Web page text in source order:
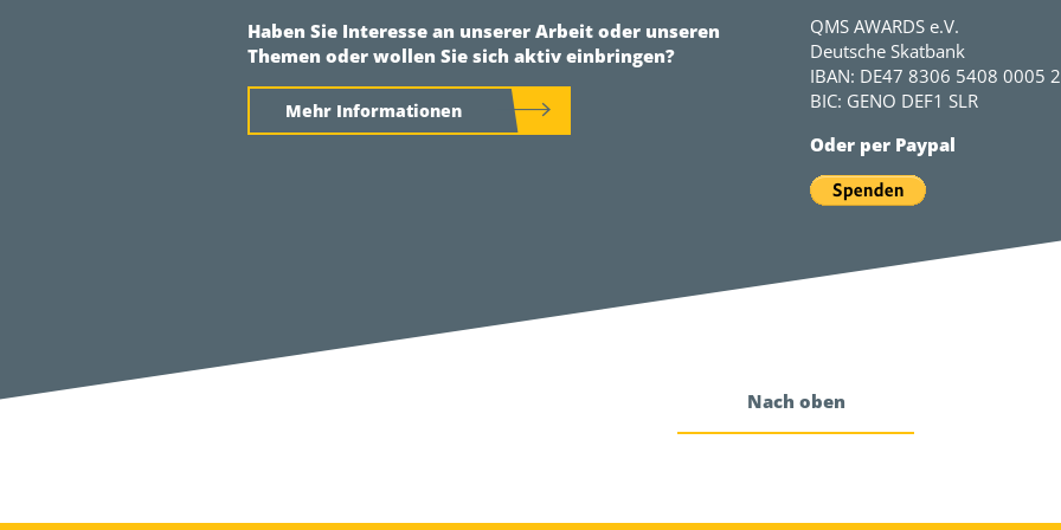
Haben Sie Interesse an unserer Arbeit oder unseren
Themen oder wollen Sie sich aktiv einbringen?
Mehr Informationen
QMS AWARDS e.V.
Deutsche Skatbank
IBAN: DE47 8306 5408 0005
BIC: GENO DEF1 SLR
Oder per Paypal
Nach oben